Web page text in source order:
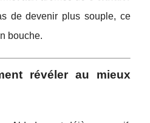
de devenir plus souple, ce
bouche.
révéler au mieux